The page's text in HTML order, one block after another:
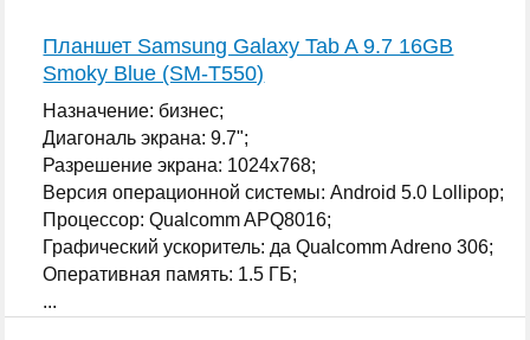
Планшет Samsung Galaxy Tab A 9.7 16GB
Smoky Blue (SM-T550)
Назначение: бизнес;
Диагональ экрана: 9.7";
Разрешение экрана: 1024x768;
Версия операционной системы: Android 5.0 Lollipop;
Процессор: Qualcomm APQ8016;
Графический ускоритель: да Qualcomm Adreno 306;
Оперативная память: 1.5 ГБ;
...